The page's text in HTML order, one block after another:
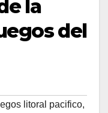
la
del
litoral pacifico,